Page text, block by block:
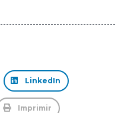
LinkedIn
Imprimir